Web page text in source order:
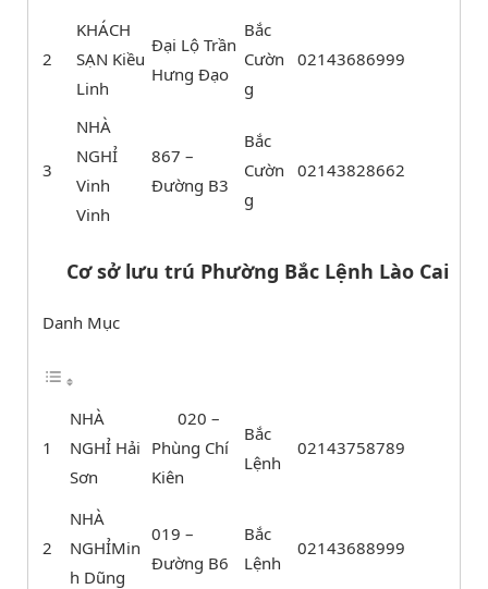
2
KHÁCH
SẠN Kiều
Linh
Đại Lộ Trần
Hưng Đạo
Bắc
Cườn
g
02143686999
3
NHÀ
NGHỈ
Vinh
Vinh
867 –
Đường B3
Bắc
Cườn
g
02143828662
Cơ sở lưu trú Phường Bắc Lệnh Lào Cai
Danh Mục
1
NHÀ
NGHỈ Hải
Sơn
020 –
Phùng Chí
Kiên
Bắc
Lệnh
02143758789
2
NHÀ
NGHỈMin
h Dũng
019 –
Đường B6
Bắc
Lệnh
02143688999